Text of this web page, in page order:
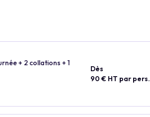
+ 2 collations + 1
Dès
90 € HT par pers.